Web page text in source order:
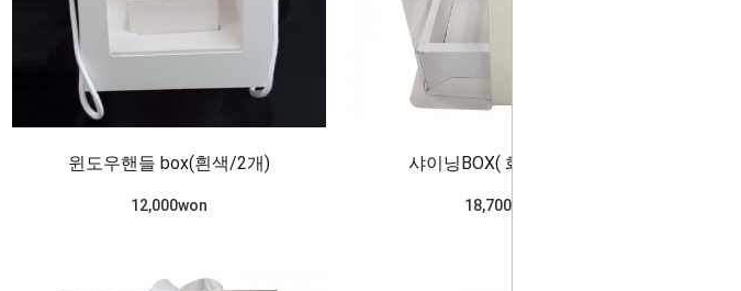
윈도우핸들 box(흰색/2개)
12,000won
샤이닝BOX( 화이트/4개)
18,700won